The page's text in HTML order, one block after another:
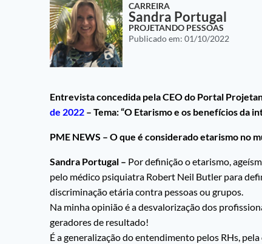
CARREIRA
Sandra Portugal
PROJETANDO PESSOAS
Publicado em: 01/10/2022
Entrevista concedida pela CEO do Portal
de 2022 – Tema: “O Etarismo e os benefícios da
PME NEWS – O que é considerado etarismo no
Sandra Portugal – Por definição o etarismo,
pelo médico psiquiatra Robert Neil Butler para
discriminação etária contra pessoas ou grupos.
Na minha opinião é a desvalorização dos
geradores de resultado!
É a generalização do entendimento pelos RHs,